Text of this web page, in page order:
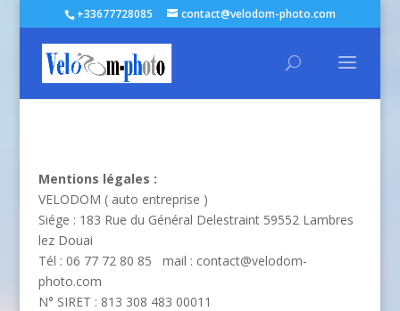
+33677728085 contact@velodom-photo.com
Mentions légales :
VELODOM ( auto entreprise )
Siége : 183 Rue du Général Delestraint 59552 Lambres
lez Douai
Tél : 06 77 72 80 85 mail : contact@velodom-
photo.com
N° SIRET : 813 308 483 00011